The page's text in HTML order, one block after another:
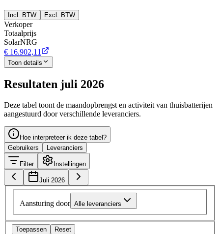
Incl. BTW Excl. BTW
Verkoper
Totaalprijs
SolarNRG
€ 16.902,11
Toon details
Resultaten juli 2026
Deze tabel toont de maandopbrengst en activiteit van thuisbatterijen
aangestuurd door verschillende leveranciers.
Hoe interpreteer ik deze tabel?
Gebruikers
Leveranciers
Filter Instellingen
Juli 2026
Aansturing door Alle leveranciers
Toepassen Reset